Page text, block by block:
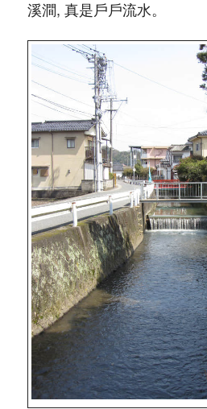
溪澗, 真是戶戶流水。